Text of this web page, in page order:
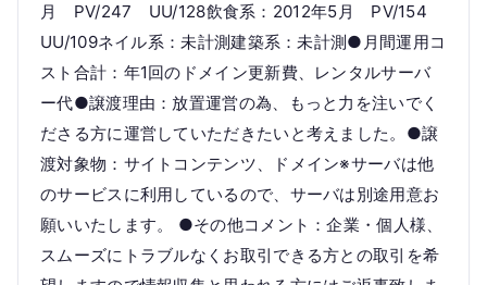
月 PV/247 UU/128飲食系：2012年5月 PV/154
UU/109ネイル系：未計測建築系：未計測●月間運用コ
スト合計：年1回のドメイン更新費、レンタルサーバ
ー代●譲渡理由：放置運営の為、もっと力を注いでく
ださる方に運営していただきたいと考えました。●譲
渡対象物：サイトコンテンツ、ドメイン※サーバは他
のサービスに利用しているので、サーバは別途用意お
願いいたします。 ●その他コメント：企業・個人様、
スムーズにトラブルなくお取引できる方との取引を希